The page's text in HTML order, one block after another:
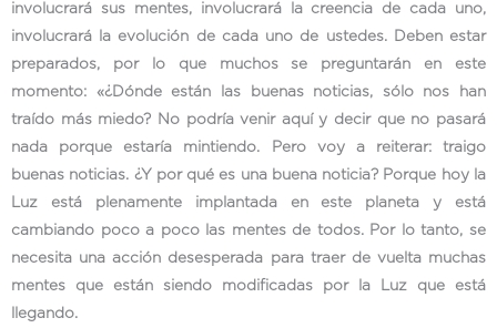
involucrará sus mentes, involucrará la creencia de cada uno,
involucrará la evolución de cada uno de ustedes. Deben estar
preparados, por lo que muchos se preguntarán en este
momento: «¿Dónde están las buenas noticias, sólo nos han
traído más miedo? No podría venir aquí y decir que no pasará
nada porque estaría mintiendo. Pero voy a reiterar: traigo
buenas noticias. ¿Y por qué es una buena noticia? Porque hoy la
Luz está plenamente implantada en este planeta y está
cambiando poco a poco las mentes de todos. Por lo tanto, se
necesita una acción desesperada para traer de vuelta muchas
mentes que están siendo modificadas por la Luz que está
llegando.